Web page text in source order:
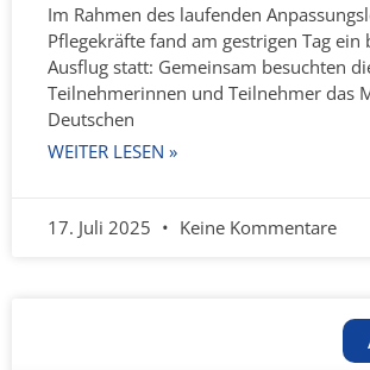
Im Rahmen des laufenden
Pflegekräfte fand am gestrigen Tag ein
Ausflug statt: Gemeinsam besuchten
Teilnehmerinnen und Teilnehmer das
Deutschen
WEITER LESEN »
17. Juli 2025 Keine Kommentare